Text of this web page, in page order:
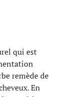
qui est
remède de
En